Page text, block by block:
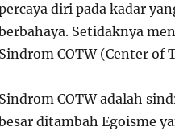
diri pada kadar
Setidaknya
Sindrom COTW (Center of
Sindrom COTW adalah
ditambah Egoisme